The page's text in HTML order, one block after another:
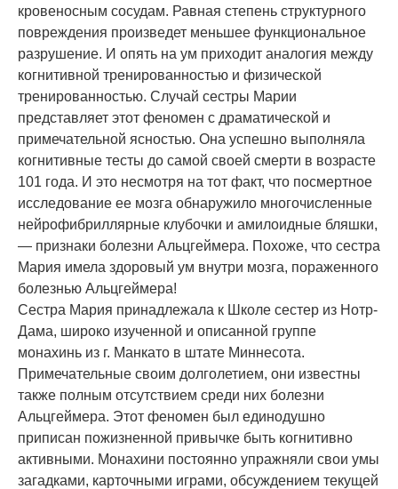
кровеносным сосудам. Равная степень структурного
повреждения произведет меньшее функциональное
разрушение. И опять на ум приходит аналогия между
когнитивной тренированностью и физической
тренированностью. Случай сестры Марии
представляет этот феномен с драматической и
примечательной ясностью. Она успешно выполняла
когнитивные тесты до самой своей смерти в возрасте
101 года. И это несмотря на тот факт, что посмертное
исследование ее мозга обнаружило многочисленные
нейрофибриллярные клубочки и амилоидные бляшки,
— признаки болезни Альцгеймера. Похоже, что сестра
Мария имела здоровый ум внутри мозга, пораженного
болезнью Альцгеймера!
Сестра Мария принадлежала к Школе сестер из Нотр-
Дама, широко изученной и описанной группе
монахинь из г. Манкато в штате Миннесота.
Примечательные своим долголетием, они известны
также полным отсутствием среди них болезни
Альцгеймера. Этот феномен был единодушно
приписан пожизненной привычке быть когнитивно
активными. Монахини постоянно упражняли свои умы
загадками, карточными играми, обсуждением текущей